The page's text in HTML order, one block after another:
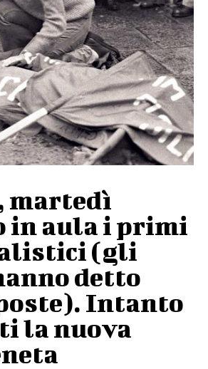
martedì
in aula i primi
(gli
detto
Intanto
la nuova